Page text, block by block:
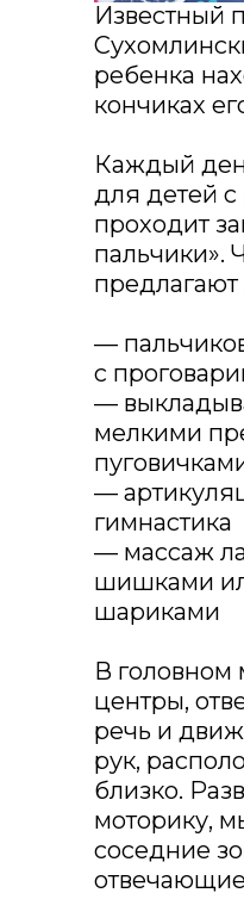
Известный
ребенка
кончиках
Каждый
для детей
проходит
пальчики».
предлагают
—
с
—
мелкими
—
гимнастика
— массаж
шишками
шариками
В головном
центры,
речь и
рук,
близко.
моторику,
соседние